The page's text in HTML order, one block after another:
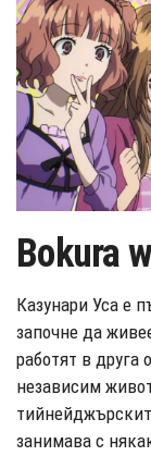
Bokura
Казунари Уса е
започне да
работят в друга
независим
занимава с